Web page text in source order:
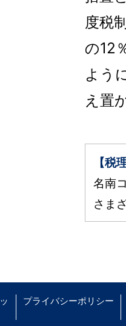
度税
の12
よう
え置
【税
名南
さま
プライバシーポリシー